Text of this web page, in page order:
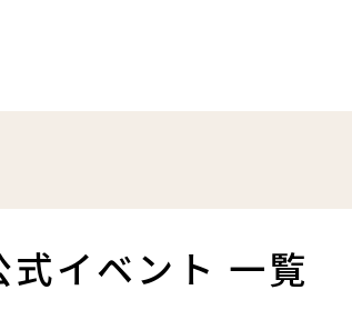
式イベント 一覧